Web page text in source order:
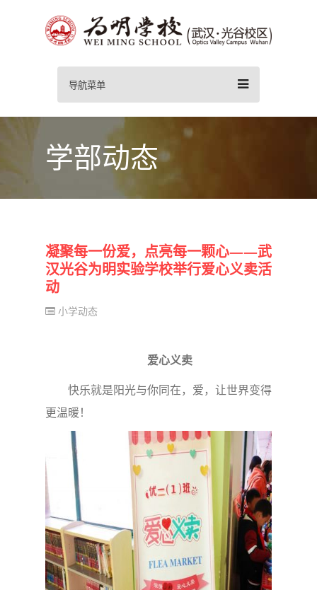
导航菜单
学部动态
凝聚每一份爱，点亮每一颗心——武
汉光谷为明实验学校举行爱心义卖活
动
小学动态
爱心义卖
快乐就是阳光与你同在，爱，让世界变得
更温暖！